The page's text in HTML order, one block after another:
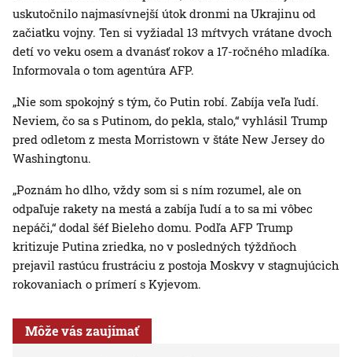
uskutočnilo najmasívnejší útok dronmi na Ukrajinu od
začiatku vojny. Ten si vyžiadal 13 mŕtvych vrátane dvoch
detí vo veku osem a dvanásť rokov a 17-ročného mladíka.
Informovala o tom agentúra AFP.
„Nie som spokojný s tým, čo Putin robí. Zabíja veľa ľudí.
Neviem, čo sa s Putinom, do pekla, stalo,“ vyhlásil Trump
pred odletom z mesta Morristown v štáte New Jersey do
Washingtonu.
„Poznám ho dlho, vždy som si s ním rozumel, ale on
odpaľuje rakety na mestá a zabíja ľudí a to sa mi vôbec
nepáči,“ dodal šéf Bieleho domu. Podľa AFP Trump
kritizuje Putina zriedka, no v posledných týždňoch
prejavil rastúcu frustráciu z postoja Moskvy v stagnujúcich
rokovaniach o prímerí s Kyjevom.
Môže vás zaujímať